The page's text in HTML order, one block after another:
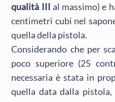
qualità III al massimo) e
centimetri cubi nel
quella della pistola.
Considerando che per
poco superiore (25
necessaria è stata in
quella data dalla